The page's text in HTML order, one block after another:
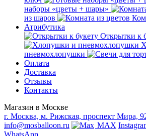
наборы «цветы + шары»
из шаров
Атрибутика
Открытки к
пневмохлопушки
Оплата
Доставка
Отзывы
Контакты
Магазин в Москве
г. Москва, м. Рижская, проспект Мира,
info@mosballoon.ru
MAX
WhatsApp